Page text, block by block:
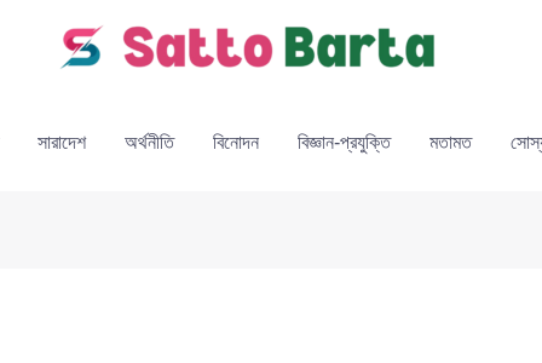
সারাদেশ অর্থনীতি বিনোদন বিজ্ঞান-প্রযুক্তি মতামত